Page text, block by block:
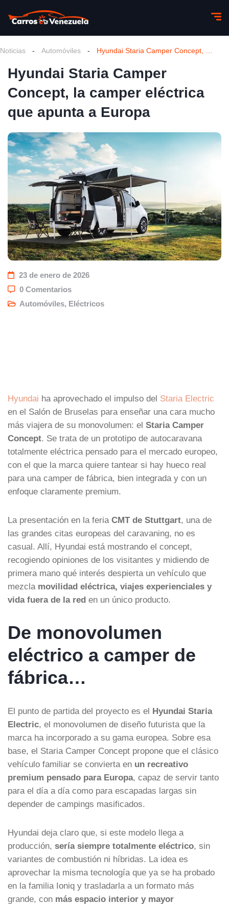
Noticias - Automóviles -
Hyundai Staria Camper
Concept, la camper eléctrica
que apunta a Europa
23 de enero de 2026
0 Comentarios
Automóviles, Eléctricos
Hyundai ha aprovechado el impulso del Staria Electric
en el Salón de Bruselas para enseñar una cara mucho
más viajera de su monovolumen: el Staria Camper
Concept. Se trata de un prototipo de autocaravana
totalmente eléctrica pensado para el mercado europeo,
con el que la marca quiere tantear si hay hueco real
para una camper de fábrica, bien integrada y con un
enfoque claramente premium.
La presentación en la feria CMT de Stuttgart, una de
las grandes citas europeas del caravaning, no es
casual. Allí, Hyundai está mostrando el concept,
recogiendo opiniones de los visitantes y midiendo de
primera mano qué interés despierta un vehículo que
mezcla movilidad eléctrica, viajes experienciales y
vida fuera de la red en un único producto.
De monovolumen
eléctrico a camper de
fábrica…
El punto de partida del proyecto es el Hyundai Staria
Electric, el monovolumen de diseño futurista que la
marca ha incorporado a su gama europea. Sobre esa
base, el Staria Camper Concept propone que el clásico
vehículo familiar se convierta en un recreativo
premium pensado para Europa, capaz de servir tanto
para el día a día como para escapadas largas sin
depender de campings masificados.
Hyundai deja claro que, si este modelo llega a
producción, sería siempre totalmente eléctrico, sin
variantes de combustión ni híbridas. La idea es
aprovechar la misma tecnología que ya se ha probado
en la familia Ioniq y trasladarla a un formato más
grande, con más espacio interior y mayor